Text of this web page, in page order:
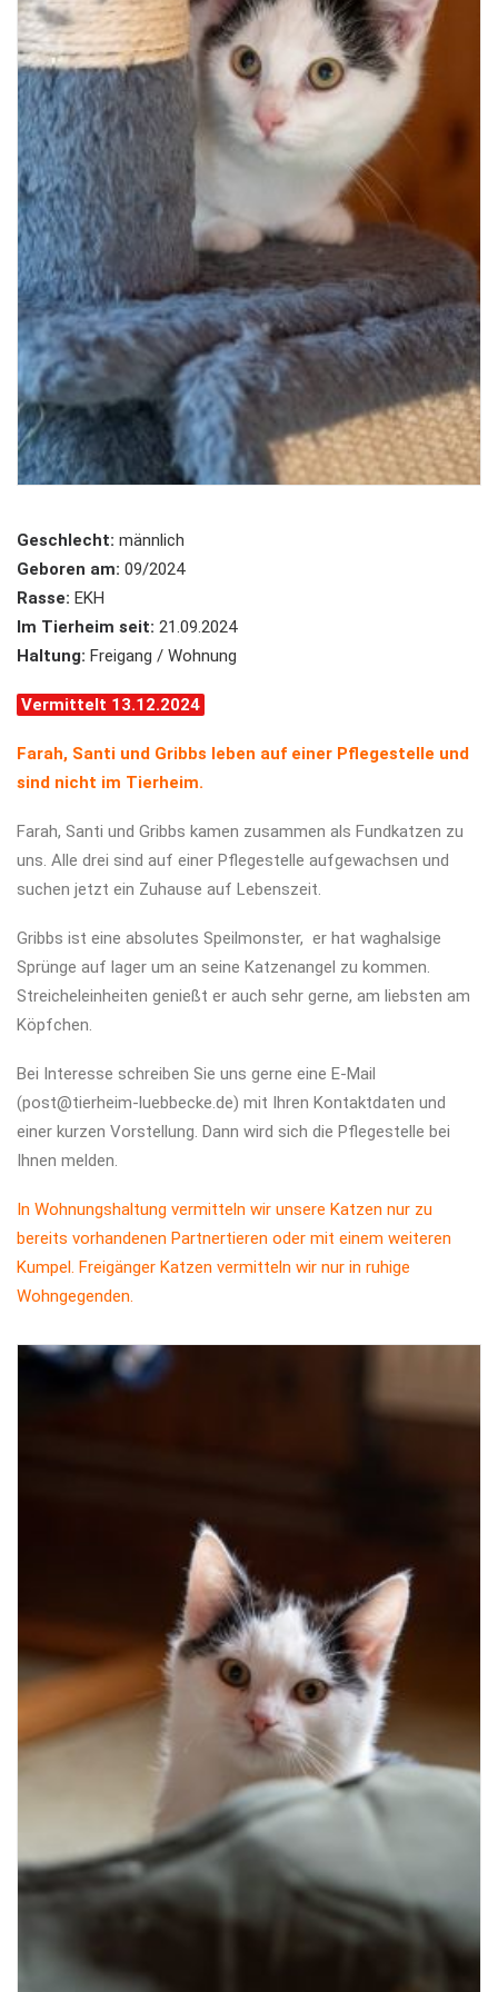
Geschlecht: männlich
Geboren am: 09/2024
Rasse: EKH
Im Tierheim seit: 21.09.2024
Haltung: Freigang / Wohnung
Vermittelt 13.12.2024
Farah, Santi und Gribbs leben auf einer Pflegestelle und
sind nicht im Tierheim.
Farah, Santi und Gribbs kamen zusammen als Fundkatzen zu
uns. Alle drei sind auf einer Pflegestelle aufgewachsen und
suchen jetzt ein Zuhause auf Lebenszeit.
Gribbs ist eine absolutes Speilmonster, er hat waghalsige
Sprünge auf lager um an seine Katzenangel zu kommen.
Streicheleinheiten genießt er auch sehr gerne, am liebsten am
Köpfchen.
Bei Interesse schreiben Sie uns gerne eine E-Mail
(post@tierheim-luebbecke.de) mit Ihren Kontaktdaten und
einer kurzen Vorstellung. Dann wird sich die Pflegestelle bei
Ihnen melden.
In Wohnungshaltung vermitteln wir unsere Katzen nur zu
bereits vorhandenen Partnertieren oder mit einem weiteren
Kumpel. Freigänger Katzen vermitteln wir nur in ruhige
Wohngegenden.